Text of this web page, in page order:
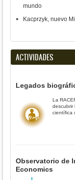
mundo
Kacprzyk, nuevo
ACTIVIDADES
Legados
La
descubrir
científica
Observatorio de
Economics